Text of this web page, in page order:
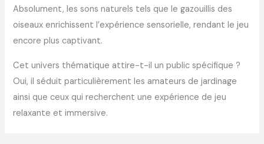
Absolument, les sons naturels tels que le gazouillis des
oiseaux enrichissent l’expérience sensorielle, rendant le jeu
encore plus captivant.
Cet univers thématique attire-t-il un public spécifique ?
Oui, il séduit particulièrement les amateurs de jardinage
ainsi que ceux qui recherchent une expérience de jeu
relaxante et immersive.